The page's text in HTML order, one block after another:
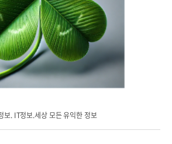
보. IT정보.세상 모든 유익한 정보